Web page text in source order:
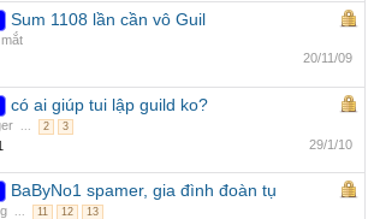
Sum 1108 lần cần vô Guil
20/11/09
có ai giúp tui lập guild ko?
... 2 3
29/1/10
BaByNo1 spamer, gia đình đoàn tụ
... 11 12 13